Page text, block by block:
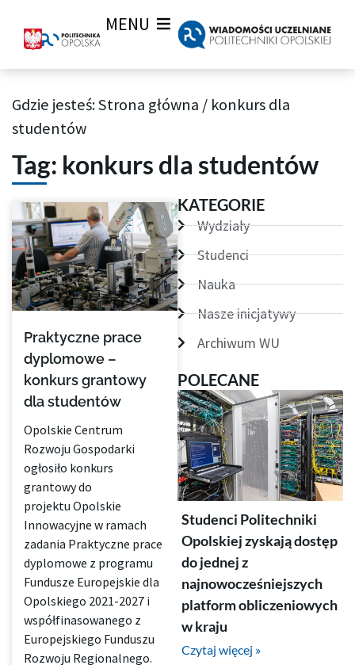
MENU
Archiwum Tagów aktualności Wiadomości uczelnianych
Gdzie jesteś:Strona główna / konkurs dla
studentów
Tag: konkurs dla studentów
Praktyczne prace
dyplomowe –
konkurs grantowy
dla studentów
Opolskie Centrum
Rozwoju Gospodarki
ogłosiło konkurs
grantowy do
projektu Opolskie
Innowacyjne w ramach
zadania Praktyczne prace
dyplomowe z programu
Fundusze Europejskie dla
Opolskiego 2021-2027 i
współfinasowanego z
Europejskiego Funduszu
Rozwoju Regionalnego.
KATEGORIE
Wydziały
Studenci
Nauka
Nasze inicjatywy
Archiwum WU
POLECANE
Studenci Politechniki
Opolskiej zyskają dostęp
do jednej z
najnowocześniejszych
platform obliczeniowych
w kraju
Czytaj więcej »